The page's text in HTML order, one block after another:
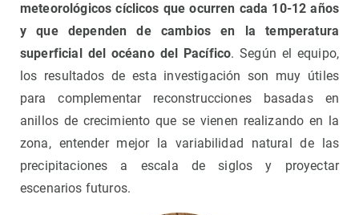
meteorológicos cíclicos que ocurren cada 10-12 años
y que dependen de cambios en la temperatura
superficial del océano del Pacífico. Según el equipo,
los resultados de esta investigación son muy útiles
para complementar reconstrucciones basadas en
anillos de crecimiento que se vienen realizando en la
zona, entender mejor la variabilidad natural de las
precipitaciones a escala de siglos y proyectar
escenarios futuros.